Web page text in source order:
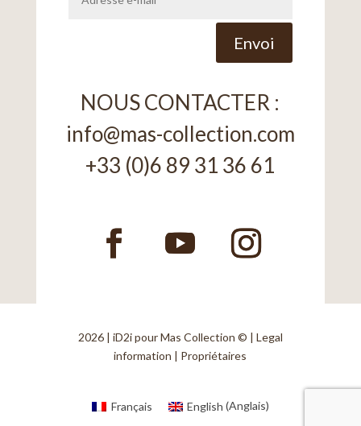
Envoi
NOUS CONTACTER :
info@mas-collection.com
+33 (0)6 89 31 36 61
2026 | iD2ipour Mas Collection © | Legal
information | Propriétaires
Français English (Anglais)